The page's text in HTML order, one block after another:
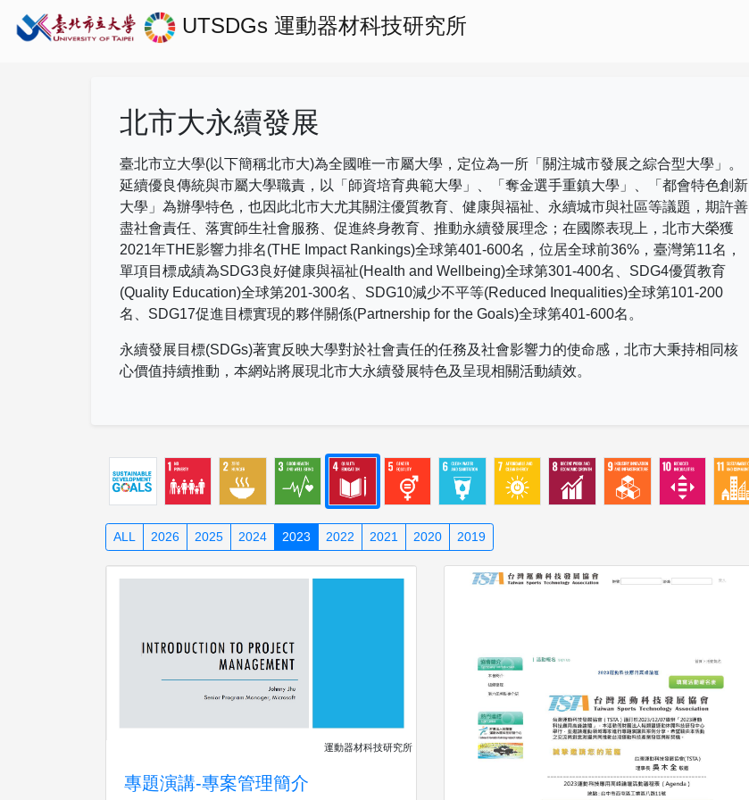
UTSDGs 運動器材科技研究所
北市大永續發展
臺北市立大學(以下簡稱北市大)為全國唯一市屬大學，定位為一所「關注城市發展之綜合型大學」。
延續優良傳統與市屬大學職責，以「師資培育典範大學」、「奪金選手重鎮大學」、「都會特色創新
大學」為辦學特色，也因此北市大尤其關注優質教育、健康與福祉、永續城市與社區等議題，期許善
盡社會責任、落實師生社會服務、促進終身教育、推動永續發展理念；在國際表現上， 北市大榮獲
2021年THE影響力排名(THE Impact Rankings)全球第401-600名，位居全球前36% ，臺灣第11名，
單項目標成績為SDG3良好健康與福祉(Health and Wellbeing)全球第301-400名、 SDG4優質教育
(Quality Education)全球第201-300名、 SDG10減少不平等(Reduced Inequalities)全球第101-200
名、 SDG17促進目標實現的夥伴關係(Partnership for the Goals)全球第401-600名。
永續發展目標(SDGs)著實反映大學對於社會責任的任務及社會影響力的使命感，北市大秉持相同核
心價值持續推動，本網站將展現北市大永續發展特色及呈現相關活動績效。
ALL 2026 2025 2024 2023 2022 2021 2020 2019
運動器材科技研究所
專題演講-專案管理簡介